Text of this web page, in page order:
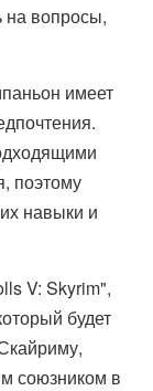
на вопросы,
имеет
поэтому
навыки и
V: Skyrim",
будет
союзником в